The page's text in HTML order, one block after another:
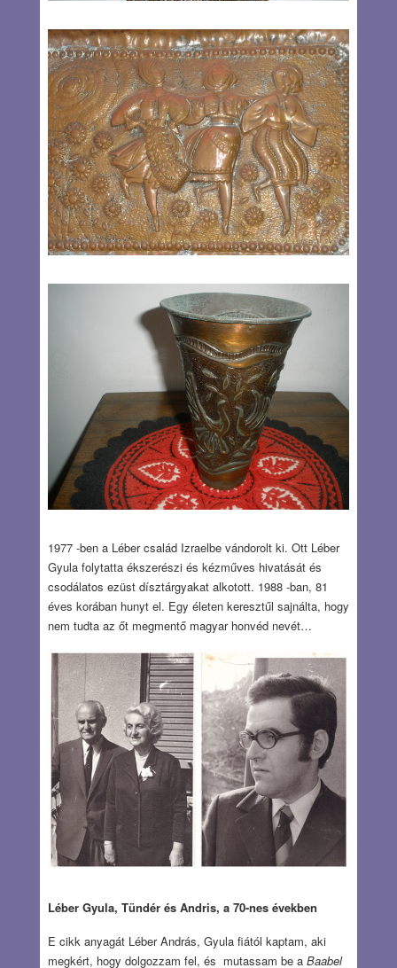
1977 -ben a Léber család Izraelbe vándorolt ki. Ott Léber
Gyula folytatta ékszerészi és kézműves hivatását és
csodálatos ezüst dísztárgyakat alkotott. 1988 -ban, 81
éves korában hunyt el. Egy életen keresztűl sajnálta, hogy
nem tudta az őt megmentő magyar honvéd nevét…
Léber Gyula, Tündér és Andris, a 70-nes években
E cikk anyagát Léber András, Gyula fiától kaptam, aki
megkért, hogy dolgozzam fel, és mutassam be a Baabel